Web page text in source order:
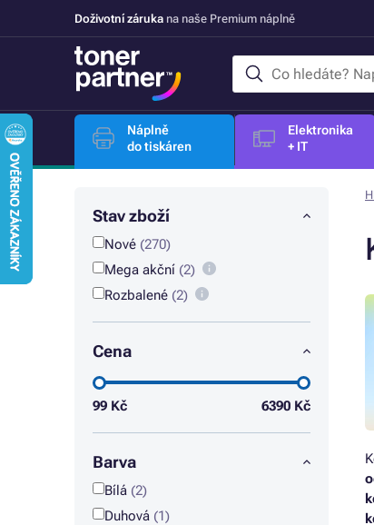
Doživotní záruka na naše Premium náplně
Náplně
do tiskáren
Elektronika
+ IT
Stav zboží
Nové (270)
Mega akční (2)
Rozbalené (2)
Cena
99 Kč 6390 Kč
Barva
Bílá (2)
Duhová (1)